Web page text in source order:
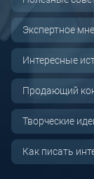
Экспертное
Интересные
Продающий
Творческие
Как писать